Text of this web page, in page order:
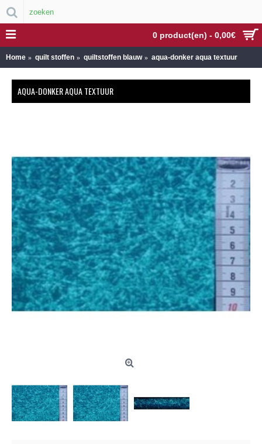
0 product(en) - 0,00€
Home quilt stoffen quiltstoffen blauw aqua-donker aqua textuur
AQUA-DONKER AQUA TEXTUUR